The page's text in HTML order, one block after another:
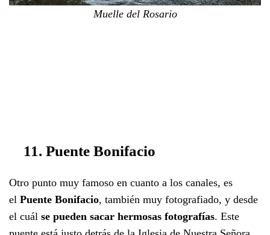
Muelle del Rosario
11. Puente Bonifacio
Otro punto muy famoso en cuanto a los canales, es
el Puente Bonifacio, también muy fotografiado, y desde
el cuál se pueden sacar hermosas fotografías. Este